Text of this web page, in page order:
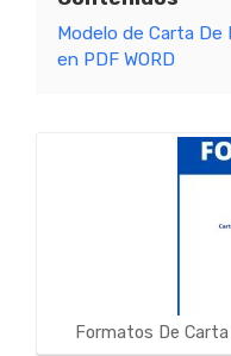
Modelo de Carta
en PDF WORD
Formatos De